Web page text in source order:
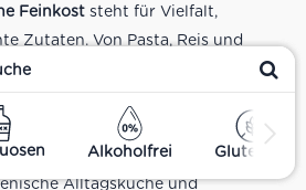
Alkoholfrei Glutenfrei
Feinkoststeht für Vielfalt,
Zutaten. Von Pasta, Reis und
Olivenöl, Antipasti und
und Spezialitäten aus
Italiens. Alle Produkte
realen Supermarkt-Sortiments
Alltagsküche und